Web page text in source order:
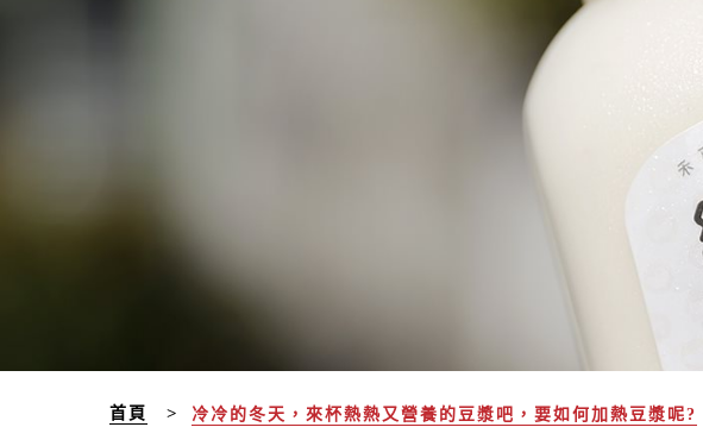
首頁 冷冷的冬天，來杯熱熱又營養的豆漿吧，要如何加熱豆漿呢?